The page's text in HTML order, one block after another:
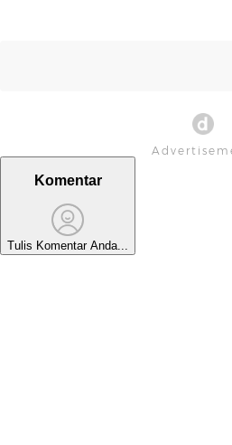
Komentar
Tulis Komentar Anda...